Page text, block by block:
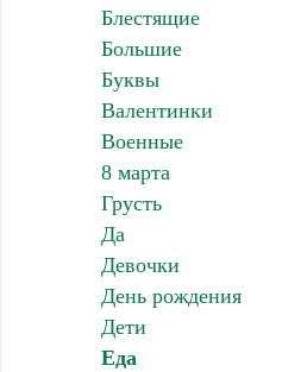
Блестящие
Большие
Буквы
Валентинки
Военные
8 марта
Грусть
Да
Девочки
День рождения
Дети
Еда